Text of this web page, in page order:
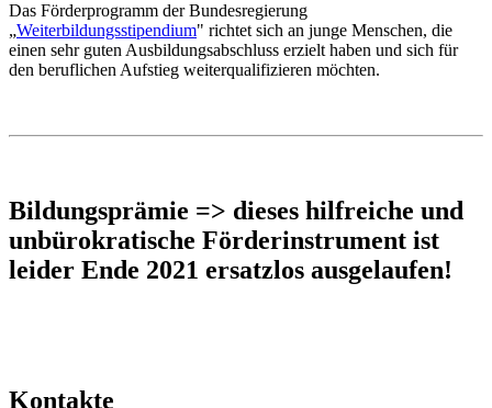
Das Förderprogramm der Bundesregierung
„Weiterbildungsstipendium" richtet sich an junge Menschen, die
einen sehr guten Ausbildungsabschluss erzielt haben und sich für
den beruflichen Aufstieg weiterqualifizieren möchten.
Bildungsprämie => dieses hilfreiche und
unbürokratische Förderinstrument ist
leider Ende 2021 ersatzlos ausgelaufen!
Kontakte